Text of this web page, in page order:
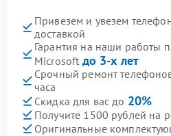
Привезем и увезем
доставкой
Гарантия на наши работы
Microsoft до 3-х лет
Срочный ремонт
часа
Скидка для вас до 20%
Получите 1500 рублей на
Оригинальные